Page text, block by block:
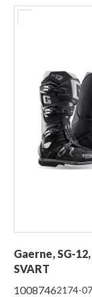
Gaerne, SG-
SVART
10087462174-